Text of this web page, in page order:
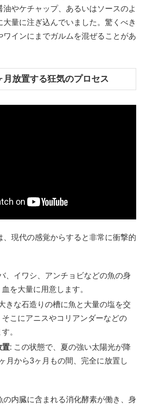
やケチャップ、あるいはソースのよ
大量に注ぎ込んでいました。驚くべき
ワインにまでガルムを混ぜることがあ
月放置する狂気のプロセス
、現代の感覚からすると非常に衝撃的
、イワシ、アンチョビなどの魚の身
を大量に用意します。
きな石造りの槽に魚と大量の塩を交
こにアニスやコリアンダーなどの
。
置: この状態で、夏の強い太陽光が降
月から3ヶ月もの間、完全に放置し
の内臓に含まれる消化酵素が働き、身